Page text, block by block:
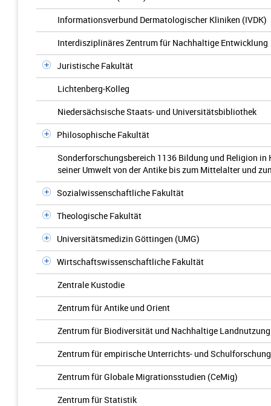
Informationsverbund Dermatologischer Kliniken (IVDK)
Interdisziplinäres Zentrum für Nachhaltige Entwicklung
Juristische Fakultät
Lichtenberg-Kolleg
Niedersächsische Staats- und Universitätsbibliothek
Philosophische Fakultät
Sonderforschungsbereich 1136 Bildung und Religion
seiner Umwelt von der Antike bis zum Mittelalter und
Sozialwissenschaftliche Fakultät
Theologische Fakultät
Universitätsmedizin Göttingen (UMG)
Wirtschaftswissenschaftliche Fakultät
Zentrale Kustodie
Zentrum für Antike und Orient
Zentrum für Biodiversität und Nachhaltige Landnutzung
Zentrum für empirische Unterrichts- und
Zentrum für Globale Migrationsstudien (CeMig)
Zentrum für Statistik